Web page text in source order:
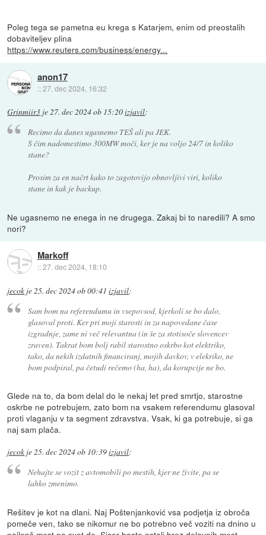
Poleg tega se pametna eu krega s Katarjem, enim od preostalih
dobaviteljev plina
https://www.reuters.com/business/energy...
anon17
::27. dec 2024, 16:32
Grinmiir3 je27. dec 2024 ob 15:20izjavil:
Recimo da danes ugasnemo TEŠ ali pa JEK.
S čim nadomestimo 300MW moči, ker je na voljo 24/7 in koliko
stane?
Prosim za en načrt kako to zagotovijo obnovljivi viri, koliko
stane in kak je backup.
Ne ugasnemo ne enega in ne drugega. Zakaj bi to naredili? A smo
nori?
Markoff
::27. dec 2024, 18:10
jecok je25. dec 2024 ob 00:41 izjavil:
Sam bom na referendumu in vsepovsod, kjerkoli se bo dalo,
glasoval proti. Ker pri moji starosti in za napovedane čase
izgradnje, zame ni več relevantna (in še za stotisoče slovencev
zraven). Takrat bom bolj rabil starostno oskrbo kot elektriko,
tako, da nekih izdatnih financiranj, mojih davkov, v elekriko, ne
bom podpiral, pa četudi rečemo (ha, ha), da korupcije ne bo.
Glede na to, da bom delal do le nekaj let pred smrtjo, starostne
oskrbe ne potrebujem, zato bom na vsakem referendumu glasoval
proti vlaganju v ta segment zdravstva. Vsak, ki ga potrebuje, si ga
naj sam plača.
jecok je25. dec 2024 ob 10:39izjavil:
Nehajte se vozit z avtomobili po mestih, kjer ne živite, pa se
lahko zmenimo.
Rešitev je kot na dlani. Naj Poštenjanković vsa podjetja iz obroča
pomeče ven, tako se nikomur ne bo potrebno več voziti na dnino u